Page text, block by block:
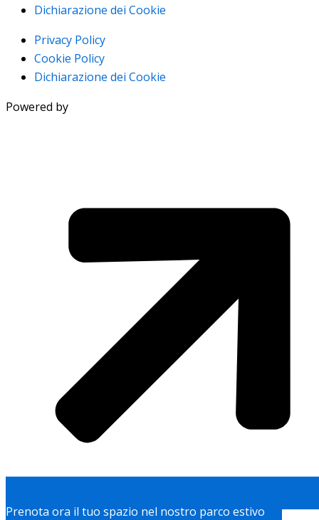
Dichiarazione dei Cookie
Privacy Policy
Cookie Policy
Dichiarazione dei Cookie
Powered by
Prenota ora il tuo spazio nel nostro parco estivo